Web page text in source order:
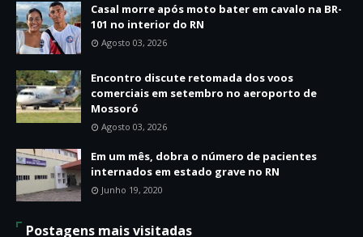
Casal morre após moto bater em cavalo na BR-
101 no interior do RN
Agosto 03, 2026
Encontro discute retomada dos voos
comerciais em setembro no aeroporto de
Mossoró
Agosto 03, 2026
Em um mês, dobra o número de pacientes
internados em estado grave no RN
Junho 19, 2020
Postagens mais visitadas